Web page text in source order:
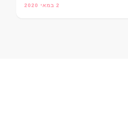
2 במאי 2020